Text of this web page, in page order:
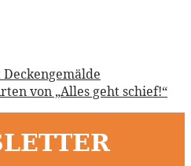
von „Alles geht schief!“